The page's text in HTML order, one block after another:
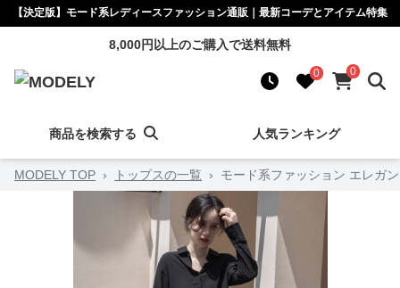
【決定版】モード系レディースファッション通販｜最新コーデとアイテム特集
8,000円以上のご購入で送料無料
0 0
商品を検索する 人気ランキング
MODELY TOP › トップスの一覧 › モード系ファッション エレガ